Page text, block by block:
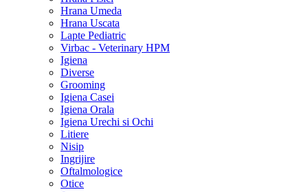
Hrana Umeda
Hrana Uscata
Lapte Pediatric
Virbac - Veterinary HPM
Igiena
Diverse
Grooming
Igiena Casei
Igiena Orala
Igiena Urechi si Ochi
Litiere
Nisip
Ingrijire
Oftalmologice
Otice